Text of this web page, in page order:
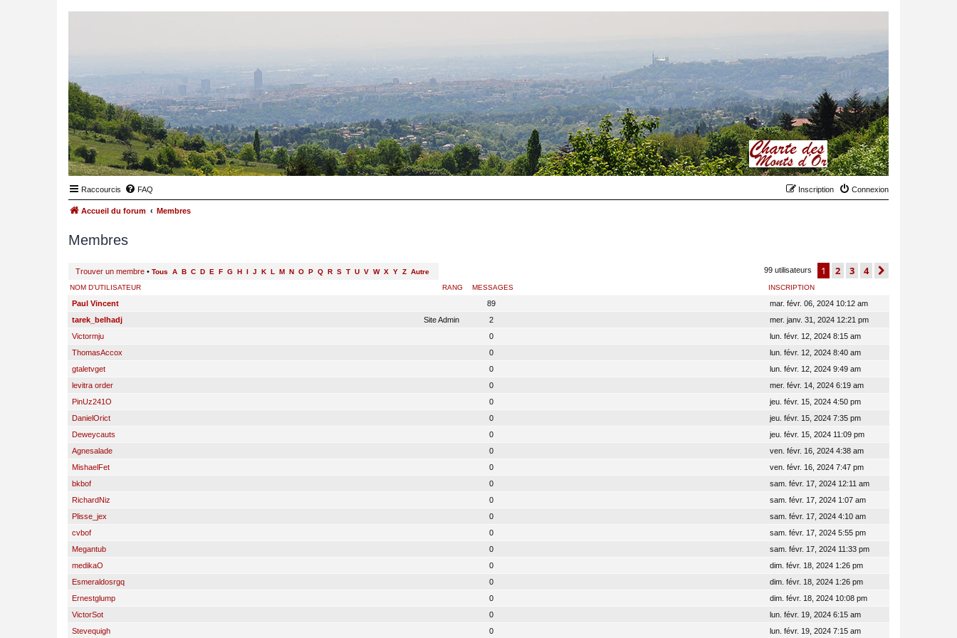
Raccourcis FAQ Connexion
Inscription
Accueil du forum Membres
Membres
Trouver un membre • Tous A B C D E F G H I J K L M N O P Q R S T U V W X Y Z Autre 99 utilisateurs 1 2 3 4
RANG
NOM D’UTILISATEUR MESSAGES INSCRIPTION
Paul Vincent 89
mar. févr. 06, 2024 10:12 am
Site Admin
tarek_belhadj 2
mer. janv. 31, 2024 12:21 pm
Victormju
0
lun. févr. 12, 2024 8:15 am
ThomasAccox
0
lun. févr. 12, 2024 8:40 am
gtaletvget
0
lun. févr. 12, 2024 9:49 am
levitra order
0
mer. févr. 14, 2024 6:19 am
PinUz241O
0
jeu. févr. 15, 2024 4:50 pm
DanielOrict
0
jeu. févr. 15, 2024 7:35 pm
Deweycauts
0
jeu. févr. 15, 2024 11:09 pm
Agnesalade
0
ven. févr. 16, 2024 4:38 am
MishaelFet
0
ven. févr. 16, 2024 7:47 pm
bkbof
0
sam. févr. 17, 2024 12:11 am
RichardNiz
0
sam. févr. 17, 2024 1:07 am
Plisse_jex
0
sam. févr. 17, 2024 4:10 am
cvbof
0
sam. févr. 17, 2024 5:55 pm
Megantub
0
sam. févr. 17, 2024 11:33 pm
medikaO
0
dim. févr. 18, 2024 1:26 pm
Esmeraldosrgq
0
dim. févr. 18, 2024 1:26 pm
Ernestglump
0
dim. févr. 18, 2024 10:08 pm
VictorSot
0
lun. févr. 19, 2024 6:15 am
Stevequigh
0 lun. févr. 19, 2024 7:15 am